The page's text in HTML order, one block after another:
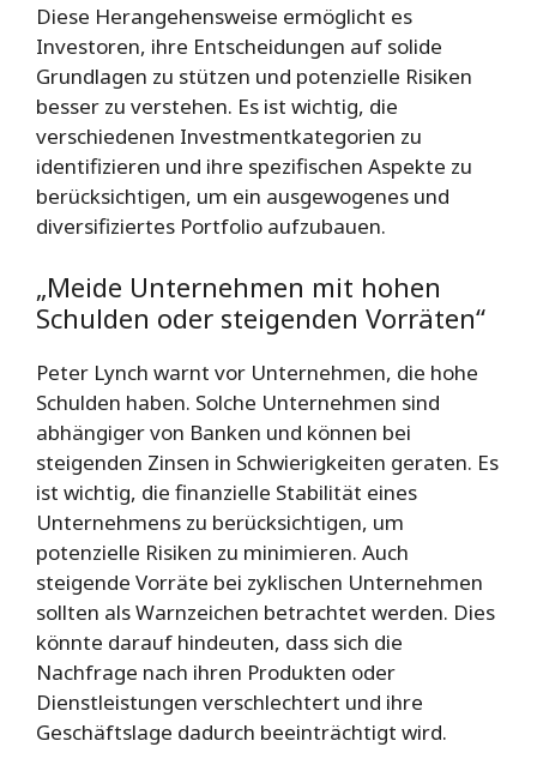
Diese Herangehensweise ermöglicht es
Investoren, ihre Entscheidungen auf solide
Grundlagen zu stützen und potenzielle Risiken
besser zu verstehen. Es ist wichtig, die
verschiedenen Investmentkategorien zu
identifizieren und ihre spezifischen Aspekte zu
berücksichtigen, um ein ausgewogenes und
diversifiziertes Portfolio aufzubauen.
„Meide Unternehmen mit hohen
Schulden oder steigenden Vorräten“
Peter Lynch warnt vor Unternehmen, die hohe
Schulden haben. Solche Unternehmen sind
abhängiger von Banken und können bei
steigenden Zinsen in Schwierigkeiten geraten. Es
ist wichtig, die finanzielle Stabilität eines
Unternehmens zu berücksichtigen, um
potenzielle Risiken zu minimieren. Auch
steigende Vorräte bei zyklischen Unternehmen
sollten als Warnzeichen betrachtet werden. Dies
könnte darauf hindeuten, dass sich die
Nachfrage nach ihren Produkten oder
Dienstleistungen verschlechtert und ihre
Geschäftslage dadurch beeinträchtigt wird.